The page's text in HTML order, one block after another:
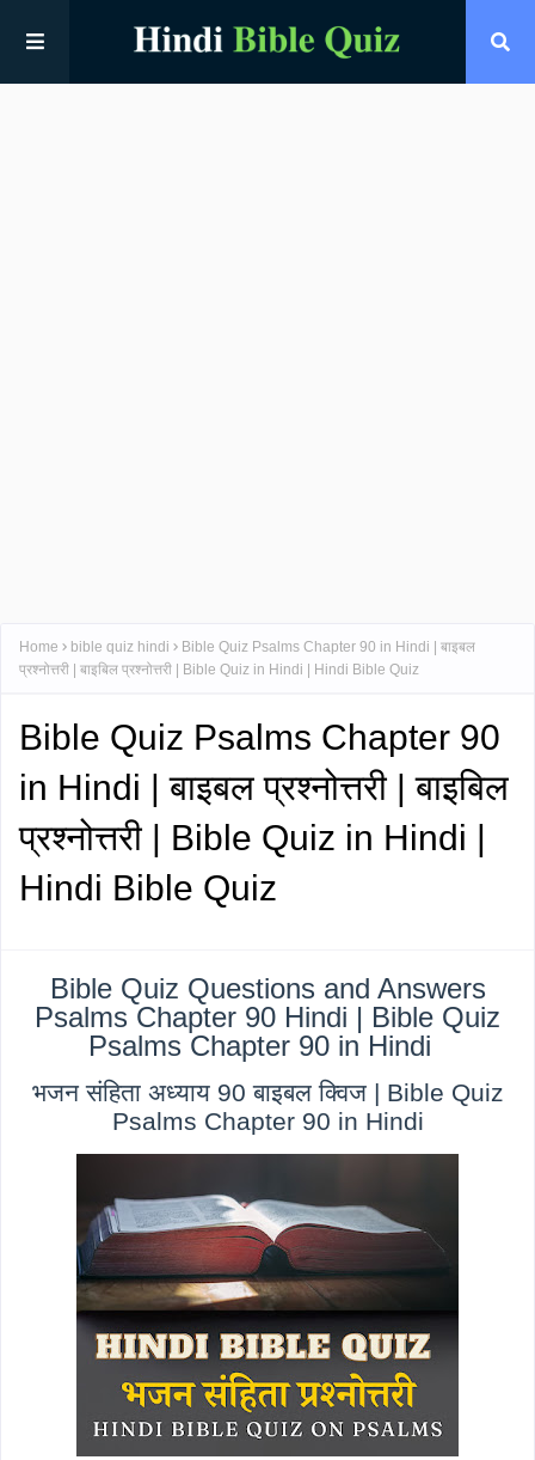
Home bible quiz hindi
Bible Quiz Psalms Chapter 90 in Hindi | बाइबल
प्रश्नोत्तरी | बाइबिल प्रश्नोत्तरी | Bible Quiz in Hindi | Hindi Bible Quiz
Bible Quiz Psalms Chapter 90
in Hindi | बाइबल प्रश्नोत्तरी | बाइबिल
प्रश्नोत्तरी | Bible Quiz in Hindi |
Hindi Bible Quiz
Bible Quiz Questions and Answers
Psalms Chapter 90 Hindi | Bible Quiz
Psalms Chapter 90 in Hindi
भजन संहिता अध्याय 90 बाइबल क्विज | Bible Quiz
Psalms Chapter 90 in Hindi